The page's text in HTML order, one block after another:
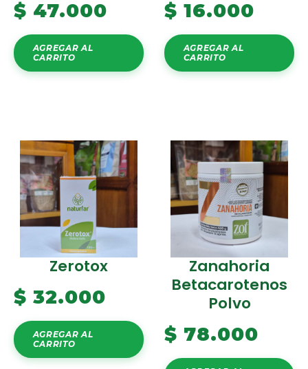
$ 47.000
AGREGAR AL
CARRITO
$ 16.000
AGREGAR AL
CARRITO
Zerotox
$ 32.000
AGREGAR AL
CARRITO
Zanahoria
Betacarotenos
Polvo
$ 78.000